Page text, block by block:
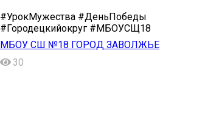
#УрокМужества #ДеньПобеды
#Городецкийокруг #МБОУСЩ18
МБОУ СШ №18 ГОРОД ЗАВОЛЖЬЕ
30